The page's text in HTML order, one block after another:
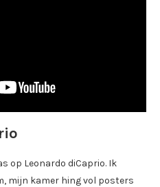
op Leonardo diCaprio. Ik
mijn kamer hing vol posters